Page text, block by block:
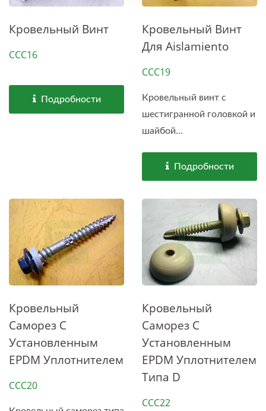
Кровельный Винт
CCC16
Подробности
Кровельный Винт
Для Aislamiento
CCC19
Кровельный винт с
шестигранной головкой и
шайбой...
Подробности
Кровельный
Саморез С
Установленным
EPDM Уплотнителем
CCC20
Кровельный
Саморез С
Установленным
EPDM Уплотнителем
Типа D
CCC22